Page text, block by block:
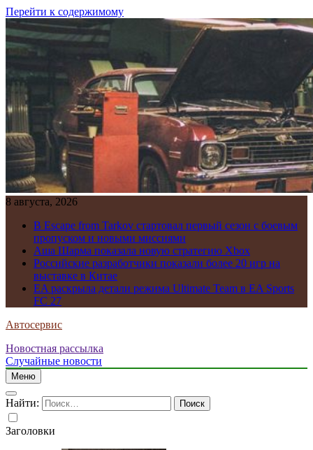
Перейти к содержимому
8 августа, 2026
В Escape from Tarkov стартовал первый сезон с боевым
пропуском и новыми миссиями
Аша Шарма показала новую стратегию Xbox
Российские разработчики показали более 20 игр на
выставке в Китае
EA раскрыла детали режима Ultimate Team в EA Sports
FC 27
Автосервис
Новостная рассылка
Случайные новости
Меню
Найти:
Заголовки